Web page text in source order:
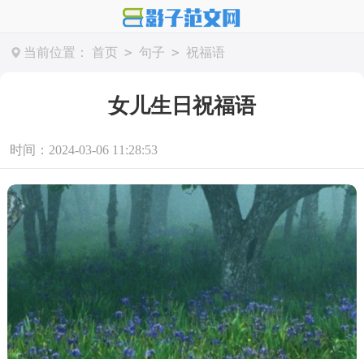
当前位置： 首页 > 句子 > 祝福语
女儿生日祝福语
时间：2024-03-06 11:28:53